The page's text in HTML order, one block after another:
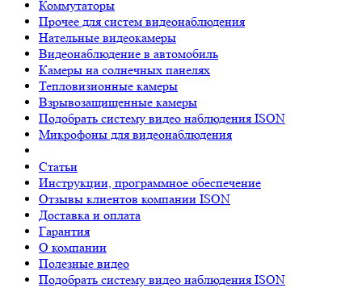
Коммутаторы
Прочее для систем видеонаблюдения
Нательные видеокамеры
Видеонаблюдение в автомобиль
Камеры на солнечных панелях
Тепловизионные камеры
Взрывозащищенные камеры
Подобрать систему видео наблюдения ISON
Микрофоны для видеонаблюдения
Статьи
Инструкции, программное обеспечение
Отзывы клиентов компании ISON
Доставка и оплата
Гарантия
О компании
Полезные видео
Подобрать систему видео наблюдения ISON